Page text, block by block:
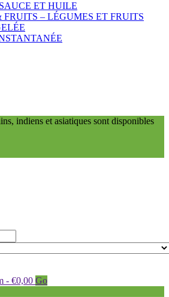
ET HUILE
– LÉGUMES ET FRUITS
indiens et asiatiques sont disponibles
- €0,00 Go